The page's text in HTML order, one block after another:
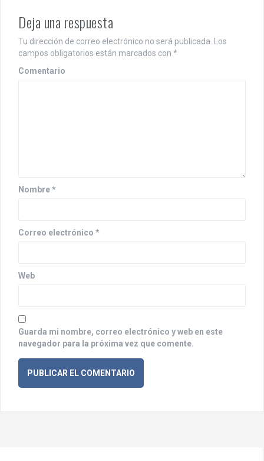
a
c
i
ó
n
t
r
a
a
Deja una respuesta
Tu dirección de correo electrónico no será publicada.
Los
campos obligatorios están marcados con *
Comentario
Nombre*
Correo electrónico *
Web
Guarda mi nombre, correo electrónico y web en este
navegador para la próxima vez que comente.